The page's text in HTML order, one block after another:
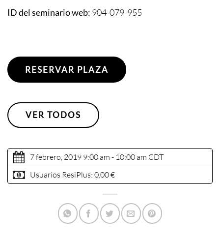
ID del seminario web: 904-079-955
RESERVAR PLAZA
VER TODOS
7 febrero, 2019 9:00 am - 10:00 am CDT
Usuarios ResiPlus: 0.00 €